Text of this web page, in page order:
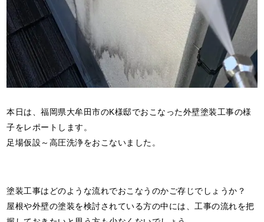
本日は、福岡県大牟田市のK様邸でおこなった外壁塗装工事の様
子をレポートします。
足場仮設～高圧洗浄をおこないました。
塗装工事はどのような流れでおこなうのかご存じでしょうか？
屋根や外壁の塗装を検討されている方の中には、工事の流れを把